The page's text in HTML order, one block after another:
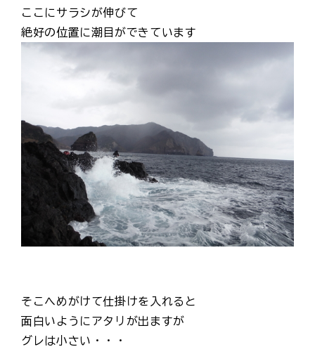
ここにサラシが伸びて
絶好の位置に潮目ができています
そこへめがけて仕掛けを入れると
面白いようにアタリが出ますが
グレは小さい・・・